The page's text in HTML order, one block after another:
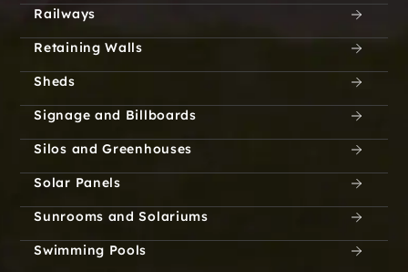
Railways
Retaining Walls
Sheds
Signage and Billboards
Silos and Greenhouses
Solar Panels
Sunrooms and Solariums
Swimming Pools